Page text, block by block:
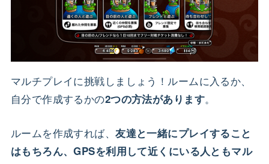
マルチプレイに挑戦しましょう！ルームに入るか、
自分で作成するかの2つの方法があります。
ルームを作成すれば、友達と一緒にプレイすること
はもちろん、GPSを利用して近くにいる人ともマル